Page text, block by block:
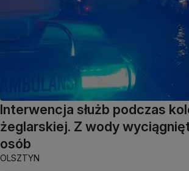
Interwencja służb podczas
żeglarskiej. Z wody
osób
OLSZTYN